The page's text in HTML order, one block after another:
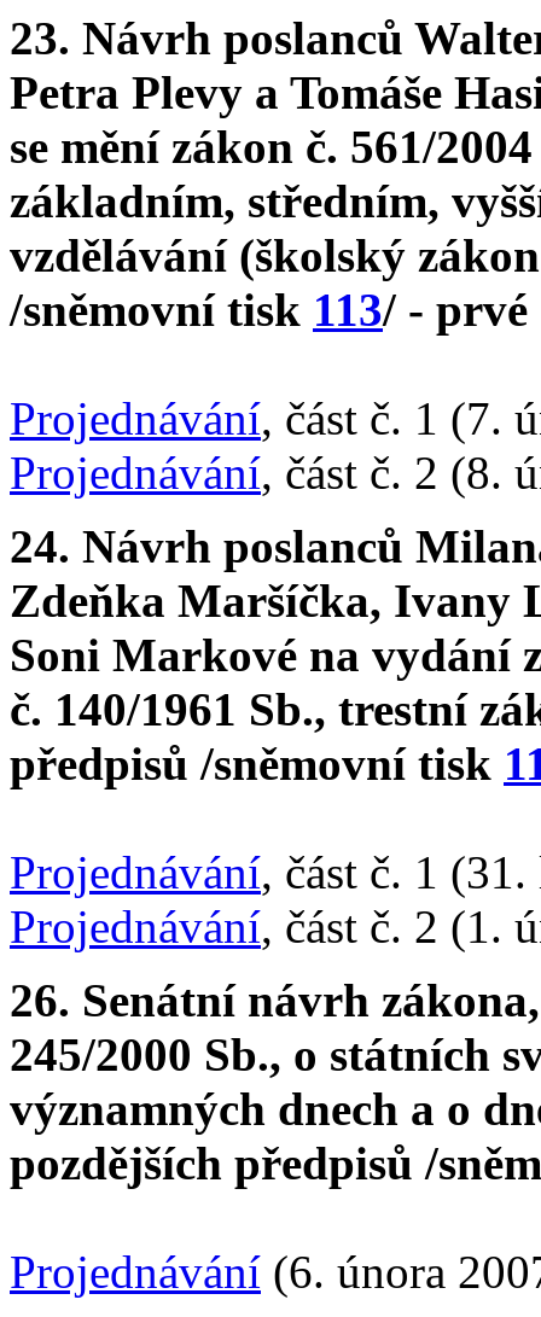
23. Návrh poslanců
Petra Plevy a Tomáše
se mění zákon č. 561/
základním, středním,
vzdělávání (školský
/sněmovní tisk 113/ - prvé
Projednávání, část č. 1 (7.
Projednávání, část č. 2 (8.
24. Návrh poslanců
Zdeňka Maršíčka, Ivany
Soni Markové na vydání
č. 140/1961 Sb., trestní
předpisů /sněmovní tisk
Projednávání, část č. 1
Projednávání, část č. 2 (1.
26. Senátní návrh
245/2000 Sb., o státních
významných dnech a o
pozdějších předpisů /
Projednávání (6. února